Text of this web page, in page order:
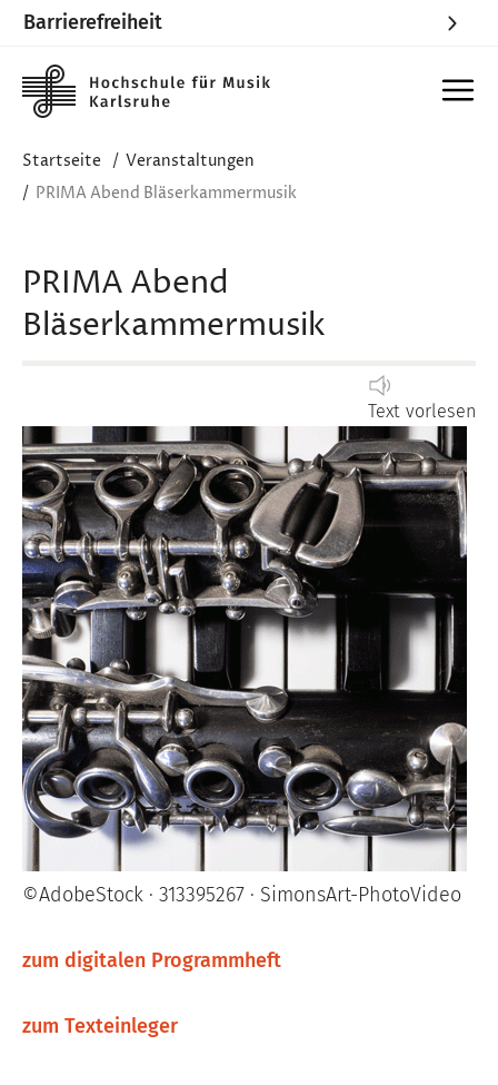
Barrierefreiheit
Startseite
Veranstaltungen
PRIMA Abend Bläserkammermusik
PRIMA Abend
Bläserkammermusik
Text vorlesen
Image
©AdobeStock · 313395267 · SimonsArt-PhotoVideo
zum digitalen Programmheft
zum Texteinleger